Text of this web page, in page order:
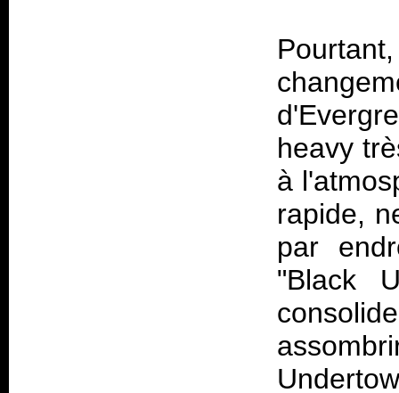
heavy
à
rapide,
par
"Black